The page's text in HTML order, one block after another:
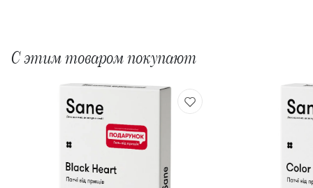
С этим товаром покупают